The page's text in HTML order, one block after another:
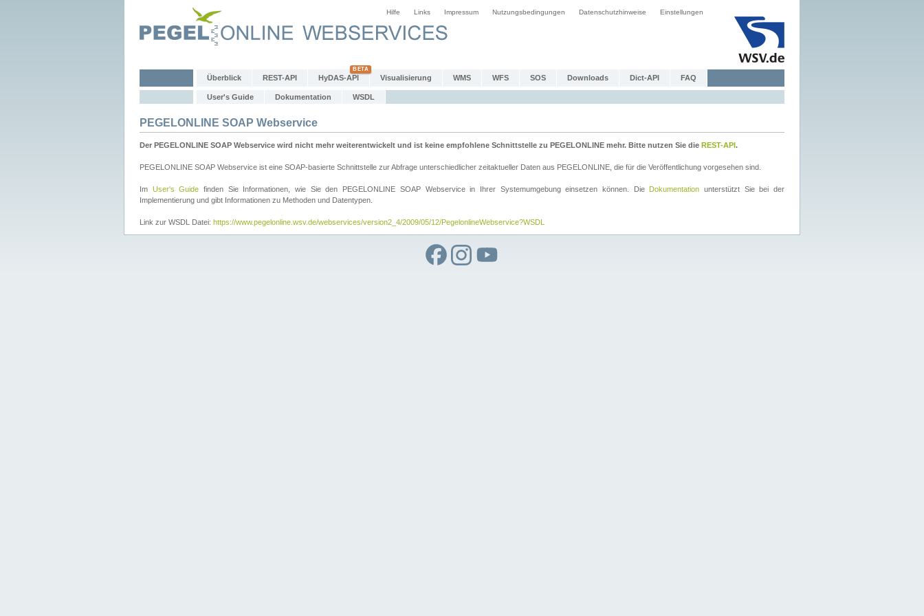
Hilfe Links Impressum Nutzungsbedingungen Datenschutzhinweise Einstellungen
Überblick REST-API HyDAS-API Visualisierung WMS WFS SOS Downloads Dict-API FAQ
User's Guide Dokumentation WSDL
PEGELONLINE SOAP Webservice
Der PEGELONLINE SOAP Webservice wird nicht mehr weiterentwickelt und ist keine empfohlene Schnittstelle zu PEGELONLINE mehr. Bitte nutzen Sie die REST-API.
PEGELONLINE SOAP Webservice ist eine SOAP-basierte Schnittstelle zur Abfrage unterschiedlicher zeitaktueller Daten aus PEGELONLINE, die für die Veröffentlichung vorgesehen sind.
Im User's Guide finden Sie Informationen, wie Sie den PEGELONLINE SOAP Webservice in Ihrer Systemumgebung einsetzen können. Die Dokumentation unterstützt Sie bei der
Implementierung und gibt Informationen zu Methoden und Datentypen.
Link zur WSDL Datei: https://www.pegelonline.wsv.de/webservices/version2_4/2009/05/12/PegelonlineWebservice?WSDL